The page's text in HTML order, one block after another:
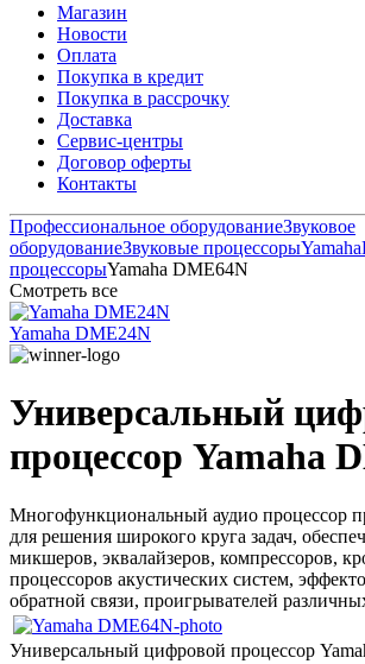
Магазин
Новости
Оплата
Покупка в кредит
Покупка в рассрочку
Доставка
Сервис-центры
Договор оферты
Контакты
Профессиональное оборудованиеЗвуковое
оборудованиеЗвуковые процессорыYamaha
процессорыYamaha DME64N
Смотреть все
Yamaha DME24N
Универсальный
процессор Yamaha
Многофункциональный аудио процессор
для решения широкого круга задач,
микшеров, эквалайзеров, компрессоров,
процессоров акустических систем,
обратной связи, проигрывателей
Универсальный цифровой процессор